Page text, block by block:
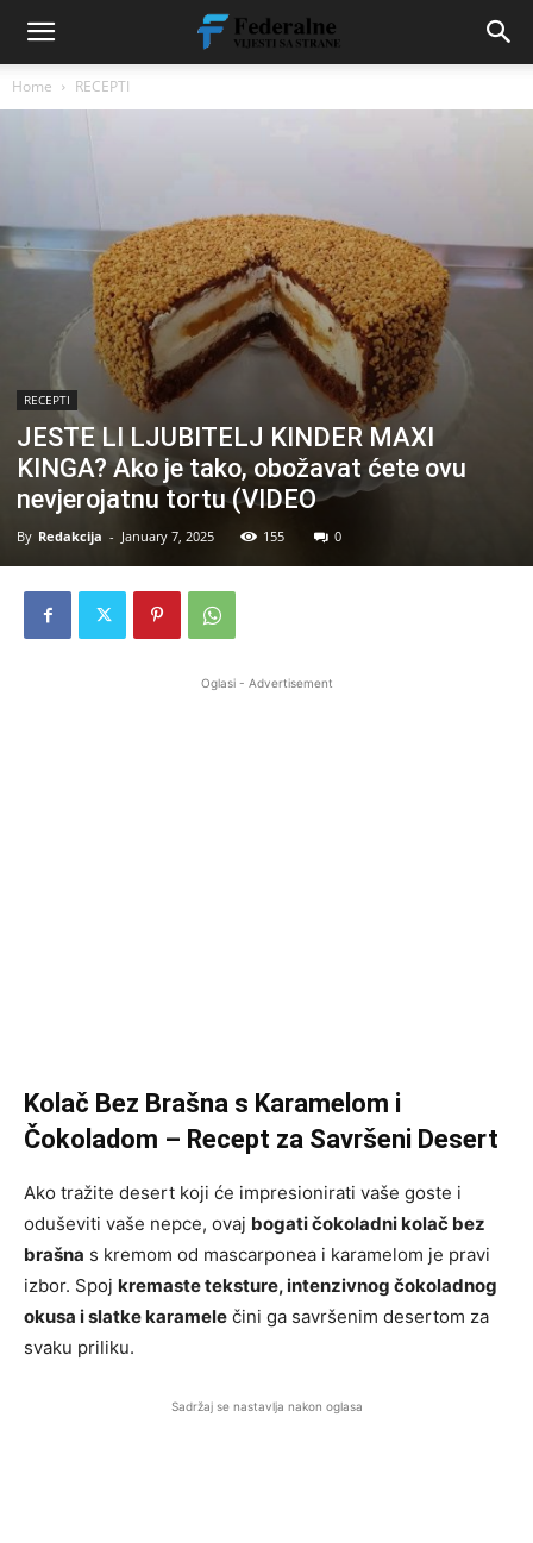
Home RECEPTI
RECEPTI
JESTE LI LJUBITELJ KINDER MAXI
KINGA? Ako je tako, obožavat ćete ovu
nevjerojatnu tortu (VIDEO
By Redakcija - January 7, 2025 155 0
Oglasi - Advertisement
Kolač Bez Brašna s Karamelom i
Čokoladom – Recept za Savršeni Desert
Ako tražite desert koji će impresionirati vaše goste i
oduševiti vaše nepce, ovaj bogati čokoladni kolač bez
brašna s kremom od mascarponea i karamelom je pravi
izbor. Spoj kremaste teksture, intenzivnog čokoladnog
okusa i slatke karamele čini ga savršenim desertom za
svaku priliku.
Sadržaj se nastavlja nakon oglasa